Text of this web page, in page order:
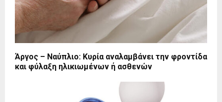
Άργος – Ναύπλιο: Κυρία αναλαμβάνει την φροντίδα
και φύλαξη ηλικιωμένων ή ασθενών